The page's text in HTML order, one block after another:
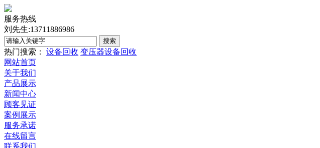
服务热线
刘先生:13711886986
热门搜索： 设备回收 变压器设备回收
网站首页
关于我们
产品展示
新闻中心
顾客见证
案例展示
服务承诺
在线留言
联系我们